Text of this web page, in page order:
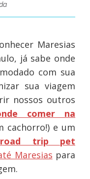
Maresias
já sabe onde
com sua
sua viagem
nossos outros
comer na
cachorro!) e um
road trip pet
Maresias para